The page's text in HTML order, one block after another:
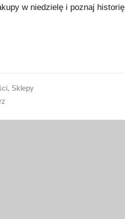
w niedzielę i poznaj historię
, Sklepy